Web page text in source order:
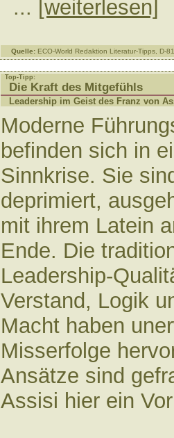
... [weiterlesen]
Quelle: ECO-World Redaktion Literatur-Tipps, D-
Top-Tipp:
Die Kraft des Mitgefühls
Leadership im Geist des Franz von
Moderne
befinden sich in
Sinnkrise. Sie
deprimiert,
mit ihrem Latein
Ende. Die
Leadership-
Verstand, Logik
Macht haben
Misserfolge
Ansätze sind
Assisi hier ein